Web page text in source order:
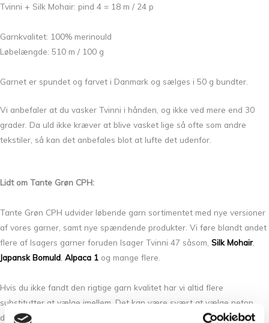
Tvinni + Silk Mohair: pind 4 = 18 m / 24 p
Garnkvalitet: 100% merinould
Løbelængde: 510 m / 100 g
Garnet er spundet og farvet i Danmark og sælges i 50 g bundter.
Vi anbefaler at du vasker Tvinni i hånden, og ikke ved mere end 30
grader. Da uld ikke kræver at blive vasket lige så ofte som andre
tekstiler, så kan det anbefales blot at lufte det udenfor.
Lidt om Tante Grøn CPH:
Tante Grøn CPH udvider løbende garn sortimentet med nye versioner
af vores garner, samt nye spændende produkter. Vi føre blandt andet
flere af Isagers garner foruden Isager Tvinni 47 såsom, Silk Mohair,
Japansk Bomuld Alpaca 1 og mange flere.
Hvis du ikke fandt den rigtige garn kvalitet har vi altid flere
substitutter at vælge imellem. Det kan være svært at vælge netop
den rigtige farve, så tag dig god tid og spørg os endelig til råds.